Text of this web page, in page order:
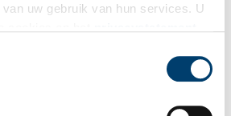
uw gebruik van hun services. U